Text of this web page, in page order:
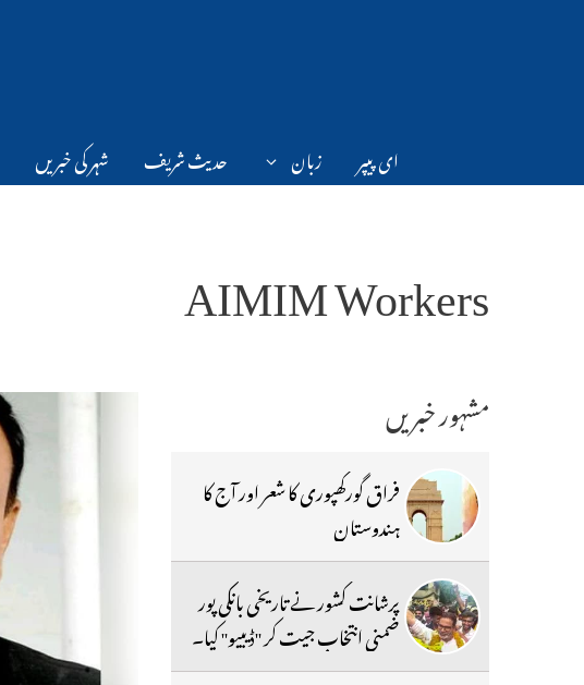
ای پیپر زبان حدیث شریف شہر کی خبریں
AIMIM Workers
مشہور خبریں
فراق گورکھپوری کا شعر اور آج کا
ہندوستان
پرشانت کشور نے تاریخی بانکی پور
ضمنی انتخاب جیت کر ''ڈیبیو'' کیا۔